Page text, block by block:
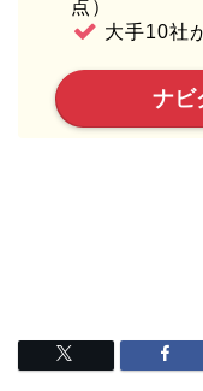
点）
大手10社
ナビ